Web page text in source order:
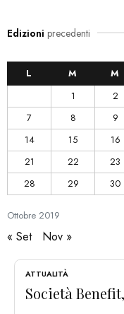
Edizioni precedenti
Ottobre 2019
L M M
1
2
7
8 9
14
15 16
21
22 23
28
29 30
« Set Nov »
ATTUALITÀ
Società